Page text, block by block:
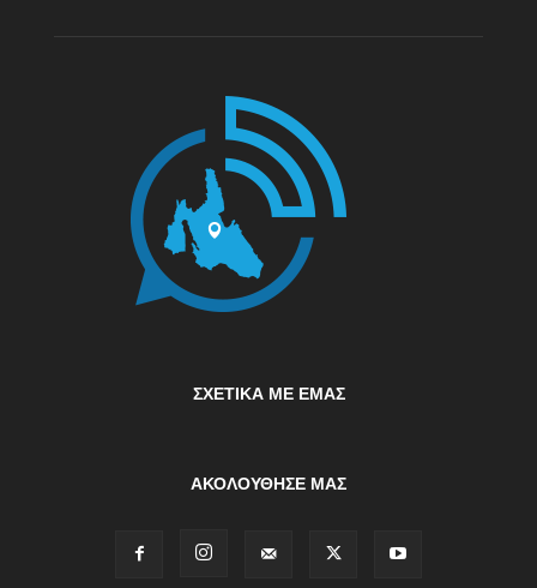
ΣΧΕΤΙΚΆ ΜΕ ΕΜΆΣ
ΑΚΟΛΟΥΘΗΣΕ ΜΑΣ